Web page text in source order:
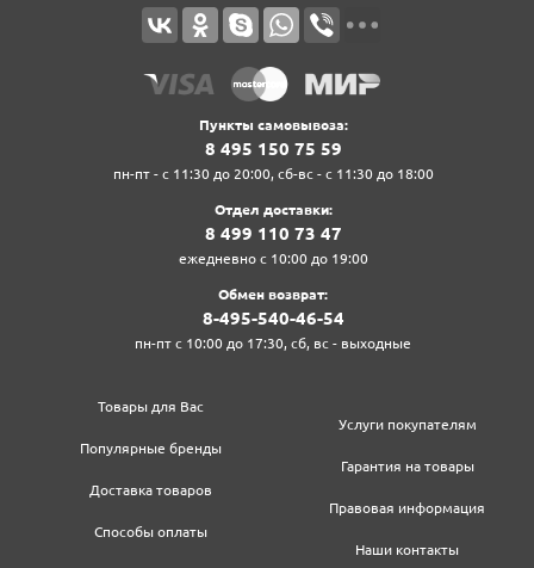
Пункты самовывоза:
8‍ 4‍9‍5‍ 1‍5‍0‍ 7‍5‍ 5‍9‍
пн-пт - с 11:30 до 20:00, сб-вс - с 11:30 до 18:00
Отдел доставки:
8‍ 4‍9‍9‍ 1‍1‍0‍ 7‍3‍ 4‍7‍
ежедневно с 10:00 до 19:00
Обмен возврат:
8‍-4‍9‍5‍-5‍4‍0‍-4‍6‍-5‍4‍
пн-пт с 10:00 до 17:30, сб, вс - выходные
Товары для Вас
Популярные бренды
Доставка товаров
Способы оплаты
Услуги покупателям
Гарантия на товары
Правовая информация
Наши контакты